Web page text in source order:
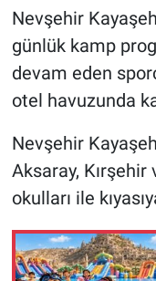
Nevşehir
günlük kamp
devam eden
otel havuzunda
Nevşehir
Aksaray, Kırşehir
okulları ile